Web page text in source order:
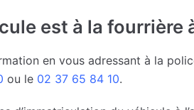
est à la fourrière
en vous adressant à la
ou le 02 37 65 84 10.